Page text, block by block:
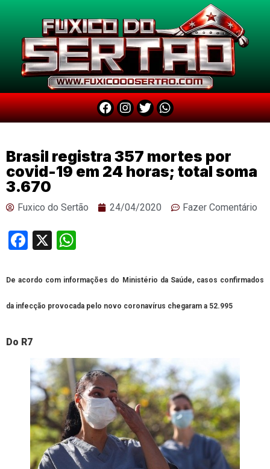
Brasil registra 357 mortes por
covid-19 em 24 horas; total soma
3.670
Fuxico do Sertão 24/04/2020 Fazer Comentário
Facebook
X
De acordo com informações do Ministério da Saúde, casos confirmados
da infecção provocada pelo novo coronavírus chegaram a 52.995
Do R7